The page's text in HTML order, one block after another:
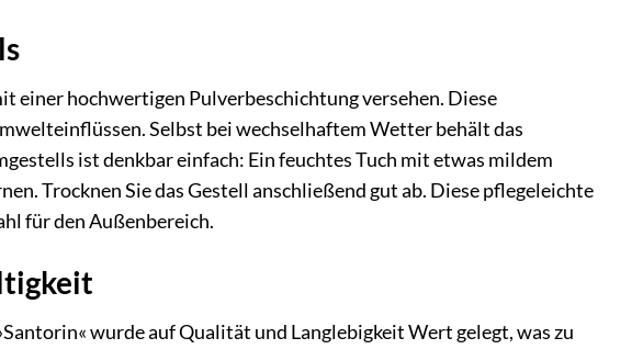
einer hochwertigen Pulverbeschichtung versehen. Diese
Selbst bei wechselhaftem Wetter behält das
ist denkbar einfach: Ein feuchtes Tuch mit etwas mildem
Trocknen Sie das Gestell anschließend gut ab. Diese pflegeleichte
für den Außenbereich.
wurde auf Qualität und Langlebigkeit Wert gelegt, was zu